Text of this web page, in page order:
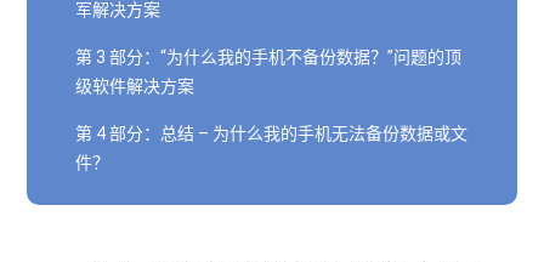
军解决方案
第 3 部分：“为什么我的手机不备份数据？”问题的顶
级软件解决方案
第 4 部分：总结 – 为什么我的手机无法备份数据或文
件？